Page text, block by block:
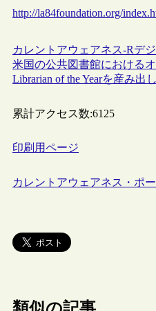
http://la84foundation.org/
カレントアウェアネス-Rデ
米国の公共図書館における
Librarian of the Yearを産み
累計アクセス数:6125
印刷用ページ
カレントアウェアネス・ポ